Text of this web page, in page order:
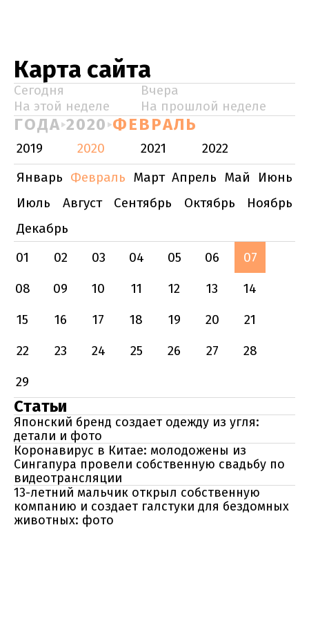
Карта сайта
Сегодня
Вчера
На этой неделе
На прошлой неделе
ГОДА 2020 ФЕВРАЛЬ
2019 2020 2021
2022
Январь Февраль Март Апрель Май
Июнь
Июль
Август Сентябрь Октябрь
Ноябрь
Декабрь
01
02 03 04 05 06
07
08
09 10 11 12 13
14
15
16 17 18 19 20
21
22
23 24 25 26 27
28
29
Статьи
Японский бренд создает одежду из угля:
детали и фото
Коронавирус в Китае: молодожены из
Сингапура провели собственную свадьбу по
видеотрансляции
13-летний мальчик открыл собственную
компанию и создает галстуки для бездомных
животных: фото